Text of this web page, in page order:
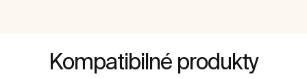
Kompatibilné produkty